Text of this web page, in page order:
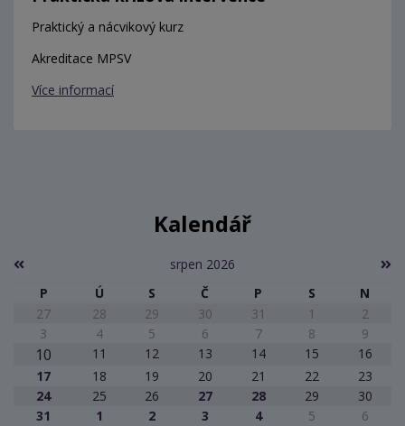
Praktický a nácvikový kurz
Akreditace MPSV
Více informací
Kalendář
srpen 2026
P
Ú S Č P S
N
27
28 29 30 31 1
2
3
4 5 6 7 8 9
10 11 12 13 14 15
16
17
18 19 20 21 22
23
24
25 26 27 28 29
30
31
1 2 3 4 5 6